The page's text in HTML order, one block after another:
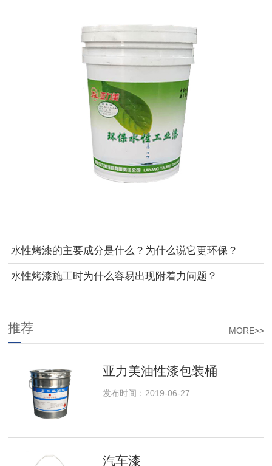
水性烤漆的主要成分是什么？为什么说它更环保？
水性烤漆施工时为什么容易出现附着力问题？
MORE>>
推荐
亚力美油性漆包装桶
发布时间：2019-06-27
汽车漆